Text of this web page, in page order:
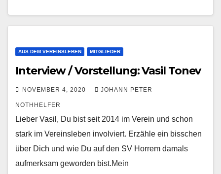
AUS DEM VEREINSLEBEN MITGLIEDER
Interview / Vorstellung: Vasil Tonev
NOVEMBER 4, 2020 JOHANN PETER
NOTHHELFER
Lieber Vasil, Du bist seit 2014 im Verein und schon
stark im Vereinsleben involviert. Erzähle ein bisschen
über Dich und wie Du auf den SV Horrem damals
aufmerksam geworden bist.Mein